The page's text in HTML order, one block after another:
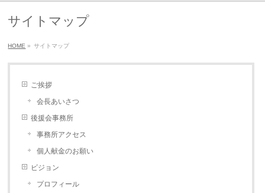
サイトマップ
HOME » サイトマップ
ご挨拶
会長あいさつ
後援会事務所
事務所アクセス
個人献金のお願い
ビジョン
プロフィール